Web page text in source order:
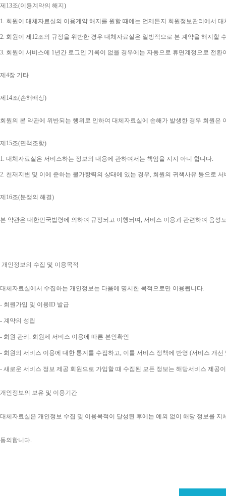
제 13조(이용계약의 해지 )
1. 회원이 대체자료실의 이용계약 해지를 원할 때에는 언제든지 회원정보관리에서
2. 회원이 제 12조의 규정을 위반한 경우 대체자료실은 일방적으로 본 계약을 해지할
3. 회원이 서비스에 1년간 로그인 기록이 없을 경우에는 자동으로 휴면계정으로 전환
제 4장 기타
제 14조(손해배상)
회원의 본 약관에 위반되는 행위로 인하여 대체자료실에 손해가 발생한 경우 회원은
제 15조(면책조항)
1. 대체자료실은 서비스하는 정보의 내용에 관하여서는 책임을 지지 아니 합니다.
2. 천재지변 및 이에 준하는 불가항력의 상태에 있는 경우, 회원의 귀책사유 등으로
제 16조(분쟁의 해결)
본 약관은 대한민국법령에 의하여 규정되고 이행되며, 서비스 이용과 관련하여 음성
개인정보의 수집 및 이용목적
대체자료실에서 수집하는 개인정보는 다음에 명시한 목적으로만 이용됩니다.
- 회원가입 및 이용ID 발급
- 계약의 성립
- 회원 관리 . 회원제 서비스 이용에 따른 본인확인
- 회원의 서비스 이용에 대한 통계를 수집하고, 이를 서비스 정책에 반영 (서비스 개선
- 새로운 서비스 정보 제공 회원으로 가입할 때 수집된 모든 정보는 해당서비스 제
개인정보의 보유 및 이용기간
대체자료실은 개인정보 수집 및 이용목적이 달성된 후에는 예외 없이 해당 정보를 지
동의합니다.